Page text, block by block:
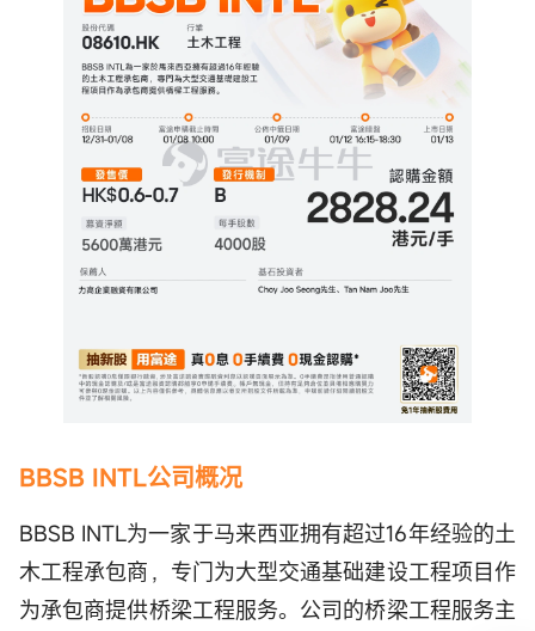
BBSB INTL公司概况
BBSB INTL为一家于马来西亚拥有超过16年经验的土
木工程承包商，专门为大型交通基础建设工程项目作
为承包商提供桥梁工程服务。公司的桥梁工程服务主